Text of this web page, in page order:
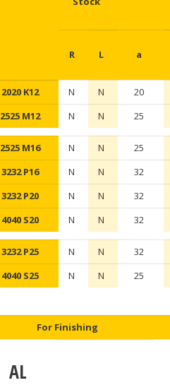
R L a
2020 K12 N N
20
2525 M12
N N 25
2525 M16 N N
25
3232 P16
N N
32
3232 P20
N N
32
4040 S20
N N 32
3232 P25 N N
32
4040 S25
N N 25
For Finishing
AL